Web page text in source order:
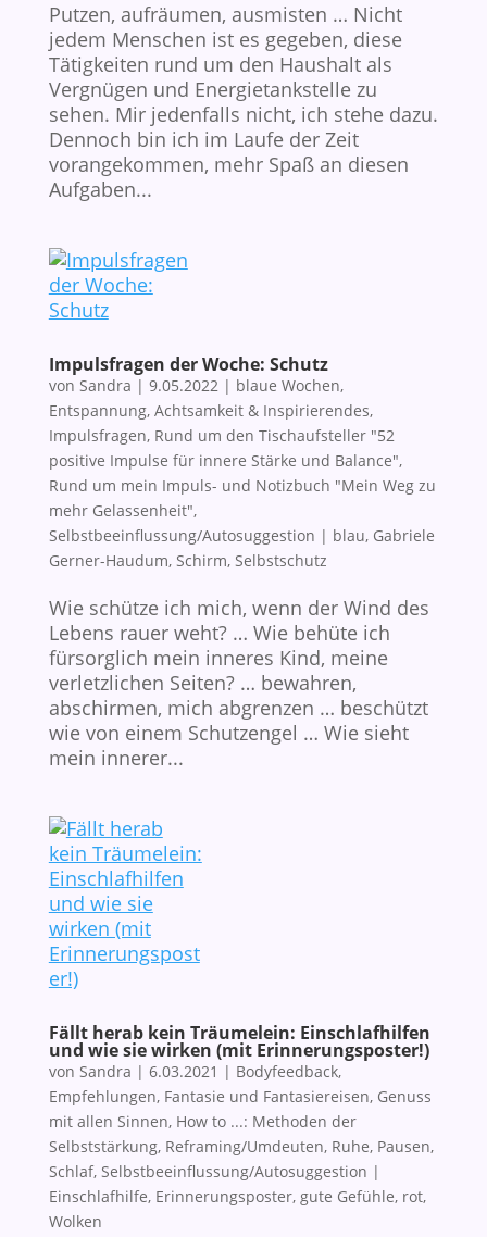
Putzen, aufräumen, ausmisten … Nicht
jedem Menschen ist es gegeben, diese
Tätigkeiten rund um den Haushalt als
Vergnügen und Energietankstelle zu
sehen. Mir jedenfalls nicht, ich stehe dazu.
Dennoch bin ich im Laufe der Zeit
vorangekommen, mehr Spaß an diesen
Aufgaben...
Impulsfragen der Woche: Schutz
von Sandra | 9.05.2022| blaue Wochen,
Entspannung, Achtsamkeit & Inspirierendes,
Impulsfragen, Rund um den Tischaufsteller "52
positive Impulse für innere Stärke und Balance",
Rund um mein Impuls- und Notizbuch "Mein Weg zu
mehr Gelassenheit",
Selbstbeeinflussung/Autosuggestion | blau, Gabriele
Gerner-Haudum, Schirm, Selbstschutz
Wie schütze ich mich, wenn der Wind des
Lebens rauer weht? … Wie behüte ich
fürsorglich mein inneres Kind, meine
verletzlichen Seiten? … bewahren,
abschirmen, mich abgrenzen … beschützt
wie von einem Schutzengel … Wie sieht
mein innerer...
Fällt herab kein Träumelein: Einschlafhilfen
und wie sie wirken (mit Erinnerungsposter!)
von Sandra | 6.03.2021 | Bodyfeedback,
Empfehlungen, Fantasie und Fantasiereisen, Genuss
mit allen Sinnen, How to ...: Methoden der
Selbststärkung, Reframing/Umdeuten, Ruhe, Pausen,
Schlaf, Selbstbeeinflussung/Autosuggestion |
Einschlafhilfe, Erinnerungsposter, gute Gefühle, rot,
Wolken